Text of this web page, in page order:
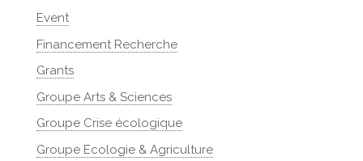
Event
Financement Recherche
Grants
Groupe Arts & Sciences
Groupe Crise écologique
Groupe Ecologie & Agriculture